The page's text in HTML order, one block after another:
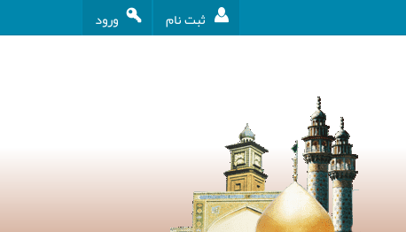
ورود ثبت نام